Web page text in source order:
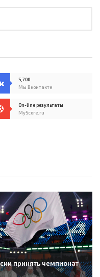
5,700
Мы Вконтакте
On-line результаты
MyScore.ru
принять чемпионат